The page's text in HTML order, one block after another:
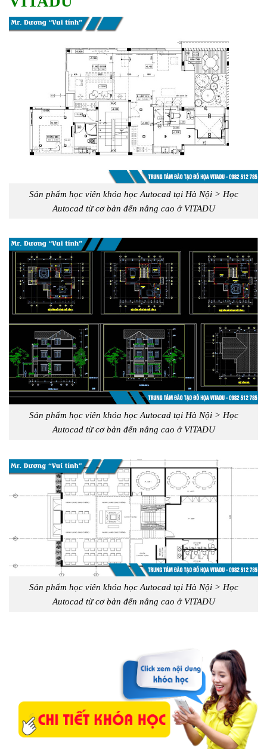
Sản phẩm học viên khóa học Autocad tại Hà Nội > Học
Autocad từ cơ bản đến nâng cao ở VITADU
Sản phẩm học viên khóa học Autocad tại Hà Nội > Học
Autocad từ cơ bản đến nâng cao ở VITADU
Sản phẩm học viên khóa học Autocad tại Hà Nội > Học
Autocad từ cơ bản đến nâng cao ở VITADU